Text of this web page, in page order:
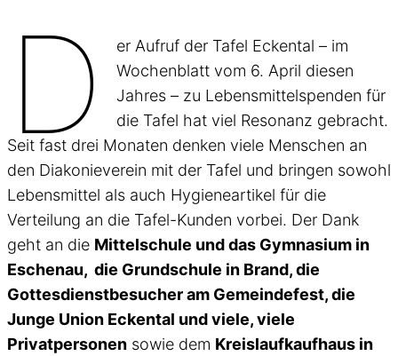
D
er Aufruf der Tafel Eckental – im
Wochenblatt vom 6. April diesen
Jahres – zu Lebensmittelspenden für
die Tafel hat viel Resonanz gebracht.
Seit fast drei Monaten denken viele Menschen an
den Diakonieverein mit der Tafel und bringen sowohl
Lebensmittel als auch Hygieneartikel für die
Verteilung an die Tafel-Kunden vorbei. Der Dank
geht an die Mittelschule und das Gymnasium in
Eschenau, die Grundschule in Brand, die
Gottesdienstbesucher am Gemeindefest, die
Junge Union Eckental und viele, viele
Privatpersonen sowie dem Kreislaufkaufhaus in